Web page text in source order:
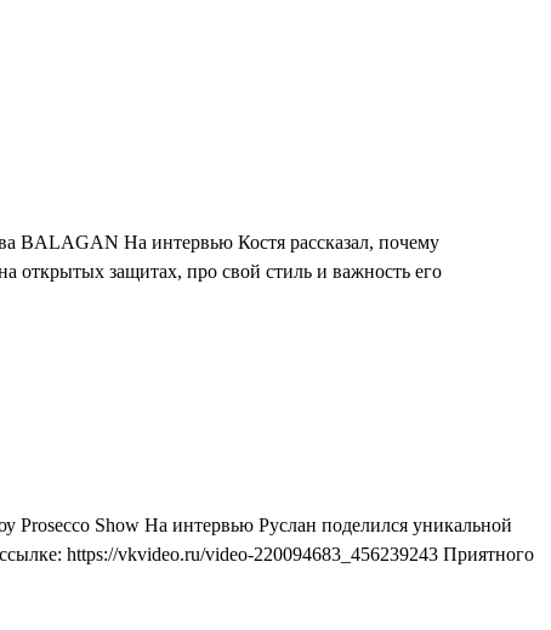
BALAGAN На интервью Костя рассказал, почему
открытых защитах, про свой стиль и важность его
Show На интервью Руслан поделился уникальной
https://vkvideo.ru/video-220094683_456239243 Приятного